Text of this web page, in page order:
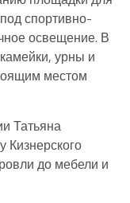
спортивно-
освещение. В
урны и
местом
Татьяна
Кизнерского
до мебели и